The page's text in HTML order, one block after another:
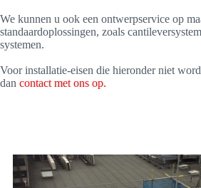
We kunnen u ook een ontwerpservice op
standaardoplossingen, zoals
systemen.
Voor installatie-eisen die hieronder niet
dan contact met ons op.